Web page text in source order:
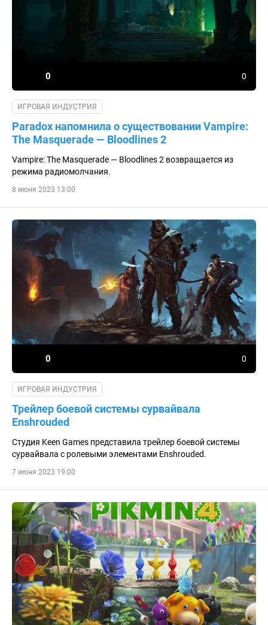
Paradox напомнила о существовании Vampire:
The Masquerade — Bloodlines 2
ИГРОВАЯ ИНДУСТРИЯ
Vampire: The Masquerade — Bloodlines 2 возвращается из
режима радиомолчания.
0 0
8 июня 2023 13:00
Трейлер боевой системы сурвайвала
Enshrouded
ИГРОВАЯ ИНДУСТРИЯ
Студия Keen Games представила трейлер боевой системы
сурвайвала с ролевыми элементами Enshrouded.
0 0
7 июня 2023 19:00